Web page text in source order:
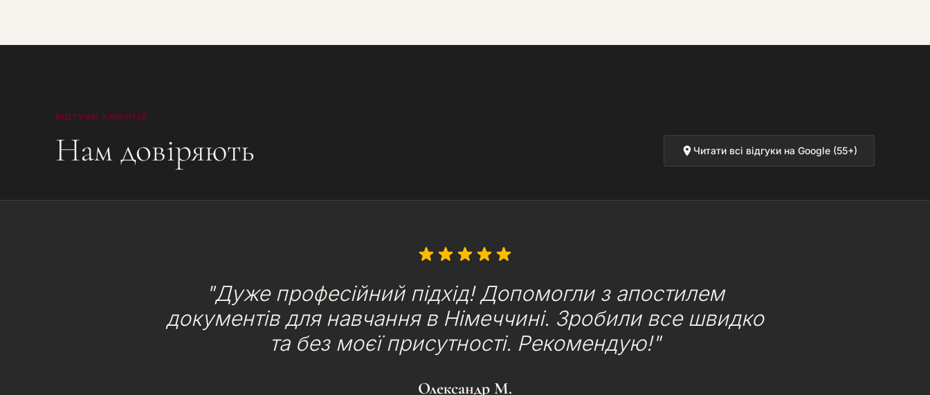
ВІДГУКИ КЛІЄНТІВ
Нам довіряють Читати всі відгуки на Google (55+)
"Дуже професійний підхід! Допомогли з апостилем
документів для навчання в Німеччині. Зробили все швидко
та без моєї присутності. Рекомендую!"
Олександр М.